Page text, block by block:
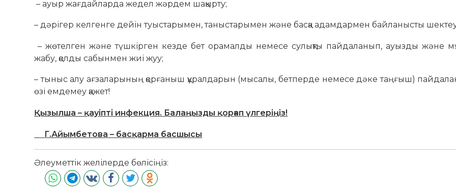
– ауыр жағдайларда жедел жәрдем шақырту;
– дәрігер келгенге дейін туыстарымен, таныстарымен және басқа адамдармен байланысты
– жөтелген және түшкірген кезде бет орамалды немесе сулықты пайдаланып, ауызды және
жабу, қолды сабынмен жиі жуу;
– тыныс алу ағзаларының қорғаныш құралдарын (мысалы, бетперде немесе дәке таңғыш)
өзі емдемеу қажет!
Қызылша – қауіпті инфекция. Балаңызды қорғап үлгеріңіз!
Г.Айымбетова – басқарма басшысы
Әлеуметтік желілерде бөлісіңіз: